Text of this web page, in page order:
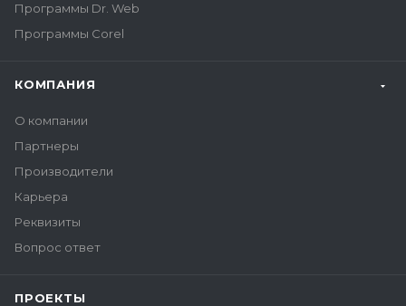
Программы Dr. Web
Программы Corel
КОМПАНИЯ
О компании
Партнеры
Производители
Карьера
Реквизиты
Вопрос ответ
ПРОЕКТЫ